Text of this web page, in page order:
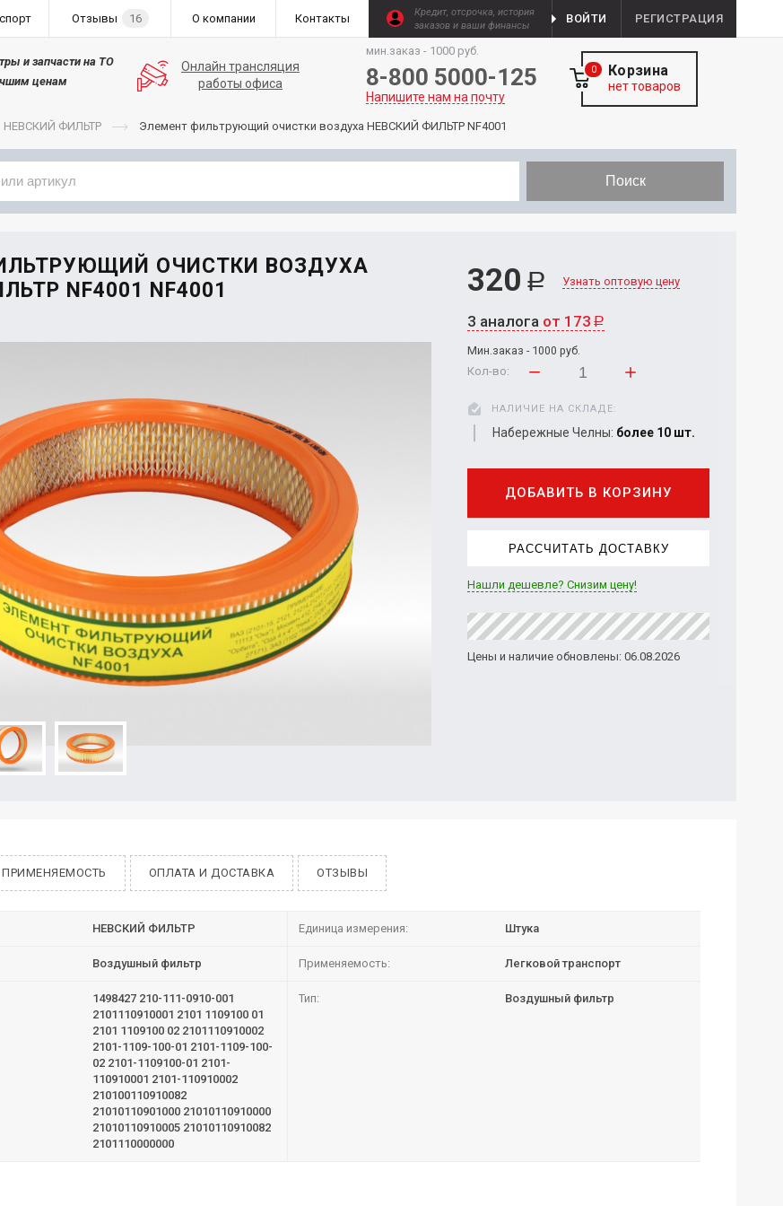
Отзывы 16 О компании Контакты
Кредит, отсрочка, история
заказов и ваши финансы
ВОЙТИ РЕГИСТРАЦИЯ
и запчасти на ТО
ценам
Онлайн трансляция
работы офиса
мин.заказ - 1000 руб.
8-800 5000-125
Напишите нам на почту
Корзина
0
нет товаров
НЕВСКИЙ ФИЛЬТР Элемент фильтрующий очистки воздуха НЕВСКИЙ ФИЛЬТР NF4001
Поиск
ОЧИСТКИ ВОЗДУХА
NF4001 NF4001
320 Р Узнать оптовую цену
3 аналога от 173 Р
Мин.заказ - 1000 руб.
Кол-во:
НАЛИЧИЕ НА СКЛАДЕ:
Набережные Челны: более 10 шт.
ДОБАВИТЬ В КОРЗИНУ
РАССЧИТАТЬ ДОСТАВКУ
Нашли дешевле? Снизим цену!
Цены и наличие обновлены: 06.08.2026
ПРИМЕНЯЕМОСТЬ ОПЛАТА И ДОСТАВКА ОТЗЫВЫ
НЕВСКИЙ ФИЛЬТР Единица измерения: Штука
Воздушный фильтр Применяемость: Легковой транспорт
1498427 210-111-0910-001
2101110910001 2101 1109100 01
2101 1109100 02 2101110910002
2101-1109-100-01 2101-1109-100-
02 2101-1109100-01 2101-
110910001 2101-110910002
210100110910082
21010110901000 21010110910000
21010110910005 21010110910082
2101110000000
Тип: Воздушный фильтр